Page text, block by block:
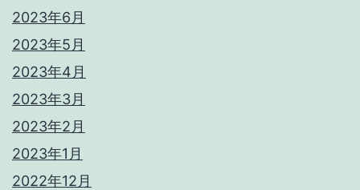
2023年6月
2023年5月
2023年4月
2023年3月
2023年2月
2023年1月
2022年12月